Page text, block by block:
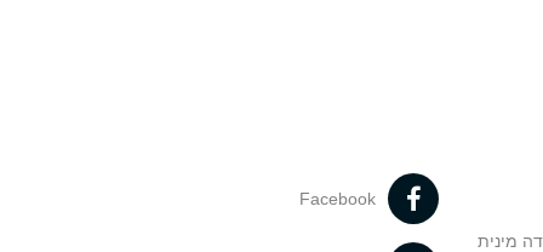
מינית
Facebook